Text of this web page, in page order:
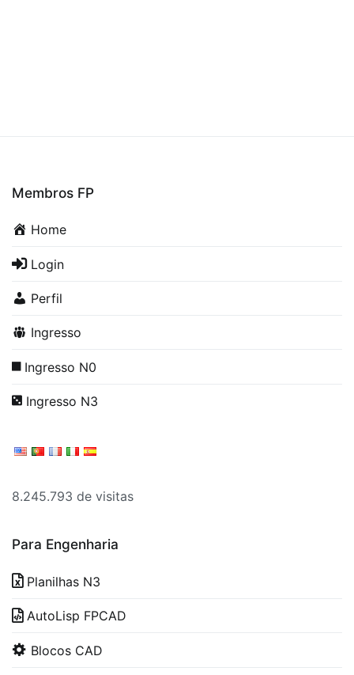
Membros FP
Home
Login
Perfil
Ingresso
Ingresso N0
Ingresso N3
8.245.793 de visitas
Para Engenharia
Planilhas N3
AutoLisp FPCAD
Blocos CAD